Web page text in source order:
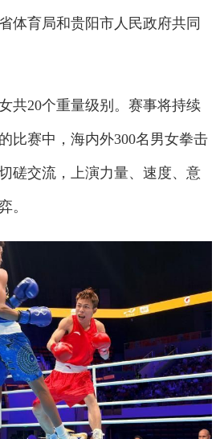
体育局和贵阳市人民政府共同
20个重量级别。赛事将持续
比赛中，海内外300名男女拳击
磋交流，上演力量、速度、意
。